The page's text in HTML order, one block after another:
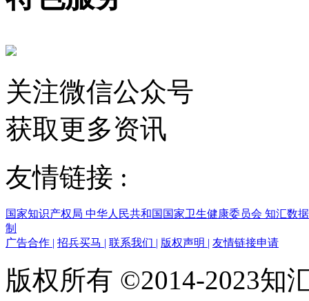
关注微信公众号
获取更多资讯
友情链接 :
国家知识产权局 中华人民共和国国家卫生健康委员会 知汇数
制
广告合作 | 招兵买马 | 联系我们 | 版权声明 | 友情链接申请
版权所有 ©2014-2023知